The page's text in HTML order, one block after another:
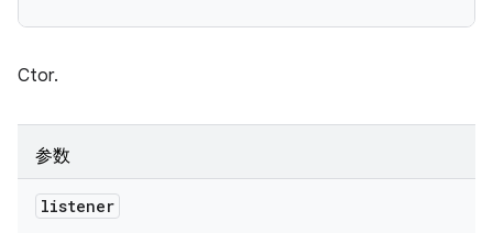
Ctor.
参数
listener